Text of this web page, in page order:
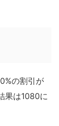
の割引が
果は1080に